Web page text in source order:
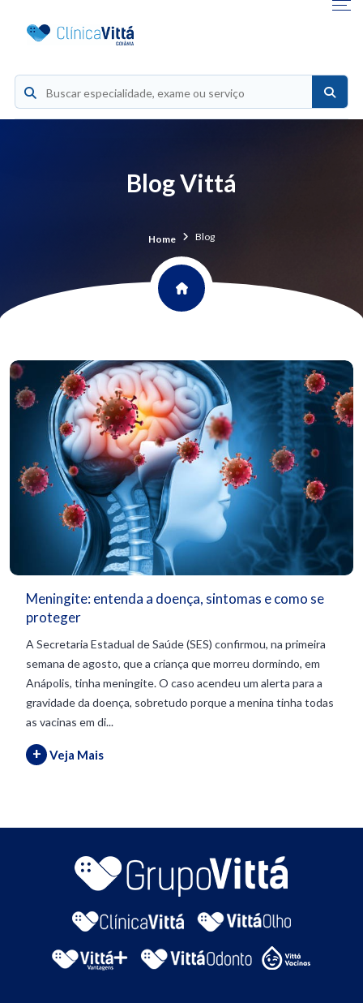
Blog Vittá
Home Blog
Meningite: entenda a doença, sintomas e como se
proteger
A Secretaria Estadual de Saúde (SES) confirmou, na primeira
semana de agosto, que a criança que morreu dormindo, em
Anápolis, tinha meningite. O caso acendeu um alerta para a
gravidade da doença, sobretudo porque a menina tinha todas
as vacinas em di...
+ Veja Mais